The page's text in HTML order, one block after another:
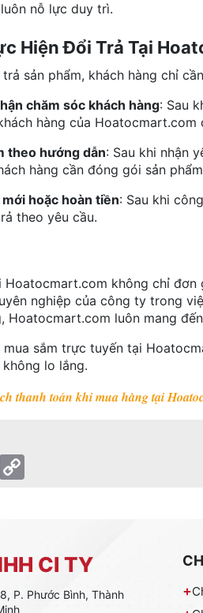
nỗ lực duy trì.
Hiện Đổi Trả Tại
sản phẩm, khách hàng chỉ
chăm sóc khách hàng: Sau
hàng của Hoatocmart.com
theo hướng dẫn: Sau khi nhận
hàng cần đóng gói sản
hoặc hoàn tiền: Sau khi
theo yêu cầu.
Hoatocmart.com không chỉ đơn
nghiệp của công ty trong
Hoatocmart.com luôn mang
sắm trực tuyến tại
lo lắng.
thanh toán khi mua hàng tại
Messenger
CI TY
P. Phước Bình, Thành